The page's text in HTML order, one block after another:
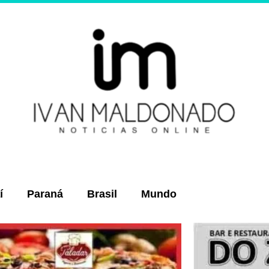
Paraná Brasil Mundo